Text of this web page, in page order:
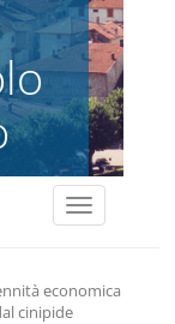
Toggle
navigation
economica
cinipide